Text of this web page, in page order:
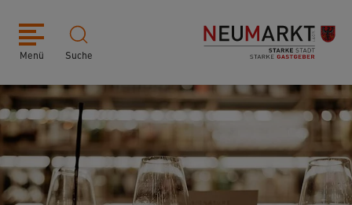
Menü Suche